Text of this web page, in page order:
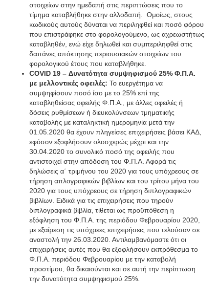
στοιχείων στην ημεδαπή στις περιπτώσεις που το
τίμημα καταβλήθηκε στην αλλοδαπή. Ομοίως, στους
κωδικούς αυτούς δύναται να περιληφθεί και ποσό φόρου
που επιστράφηκε στο φορολογούμενο, ως αχρεωστήτως
καταβληθέν, ενώ είχε δηλωθεί και συμπεριληφθεί στις
δαπάνες απόκτησης περιουσιακών στοιχείων του
φορολογικού έτους που καταβλήθηκε.
COVID 19 – Δυνατότητα συμψηφισμού 25% Φ.Π.Α.
με μελλοντικές οφειλές: Το ευεργέτημα να
συμψηφίσουν ποσό ίσο με το 25% επί της
καταβληθείσας οφειλής Φ.Π.Α., με άλλες οφειλές ή
δόσεις ρυθμίσεων ή διευκολύνσεων τμηματικής
καταβολής με καταληκτική ημερομηνία μετά την
01.05.2020 θα έχουν πληγείσες επιχειρήσεις βάσει ΚΑΔ,
εφόσον εξοφλήσουν ολοσχερώς μέχρι και την
30.04.2020 το συνολικό ποσό της οφειλής που
αντιστοιχεί στην απόδοση του Φ.Π.Α. Αφορά τις
δηλώσεις α΄ τριμήνου του 2020 για τους υπόχρεους σε
τήρηση απλογραφικών βιβλίων και του τρίτου μήνα του
2020 για τους υπόχρεους σε τήρηση διπλογραφικών
βιβλίων. Ειδικά για τις επιχειρήσεις που τηρούν
διπλογραφικά βιβλία, τίθεται ως προϋπόθεση η
εξόφληση του Φ.Π.Α. της περιόδου Φεβρουαρίου 2020,
με εξαίρεση τις υπόχρεες επιχειρήσεις που τελούσαν σε
αναστολή την 26.03.2020. Αντιλαμβανόμαστε ότι οι
επιχειρήσεις αυτές που θα εξοφλήσουν εκπρόθεσμα το
Φ.Π.Α. περιόδου Φεβρουαρίου με την καταβολή
προστίμου, θα δικαιούνται και σε αυτή την περίπτωση
την δυνατότητα συμψηφισμού 25%.